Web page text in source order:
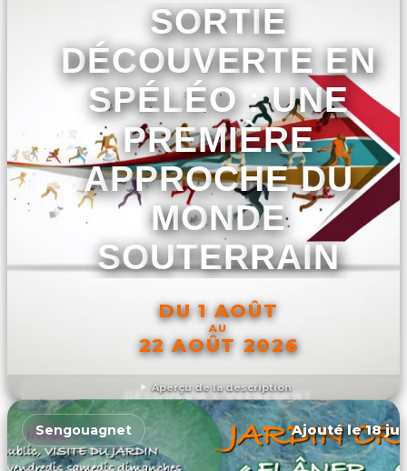
Aperçu de la description
SORTIE
DÉCOUVERTE EN
SPÉLÉO : UNE
PREMIÈRE
APPROCHE DU
MONDE
SOUTERRAIN
DU 1 AOÛT
AU
22 AOÛT 2026
DÉCOUVRIR L'ÉVÉNEMENT
Sengouagnet Ajouté le 18